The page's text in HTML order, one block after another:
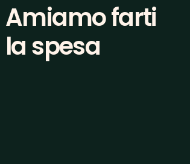
Amiamo farti
la spesa